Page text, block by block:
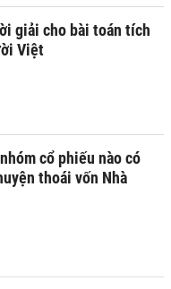
giải cho bài toán tích
Việt
cổ phiếu nào có
thoái vốn Nhà